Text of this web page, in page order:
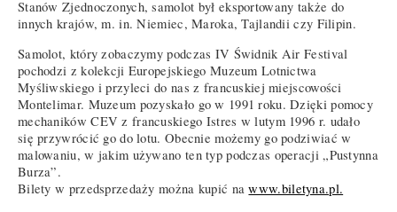
Stanów Zjednoczonych, samolot był eksportowany także do
innych krajów, m. in. Niemiec, Maroka, Tajlandii czy Filipin.
Samolot, który zobaczymy podczas IV Świdnik Air Festival
pochodzi z kolekcji Europejskiego Muzeum Lotnictwa
Myśliwskiego i przyleci do nas z francuskiej miejscowości
Montelimar. Muzeum pozyskało go w 1991 roku. Dzięki pomocy
mechaników CEV z francuskiego Istres w lutym 1996 r. udało
się przywrócić go do lotu. Obecnie możemy go podziwiać w
malowaniu, w jakim używano ten typ podczas operacji „Pustynna
Burza”.
Bilety w przedsprzedaży można kupić nawww.biletyna.pl.